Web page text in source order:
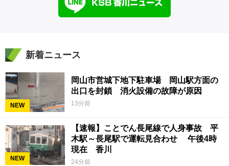
新着ニュース
NEW
岡山市営城下地下駐車場 岡山駅方面の
出口を封鎖 消火設備の故障が原因
13分前
NEW
【速報】ことでん長尾線で人身事故 平
木駅～長尾駅で運転見合わせ 午後4時
現在 香川
24分前